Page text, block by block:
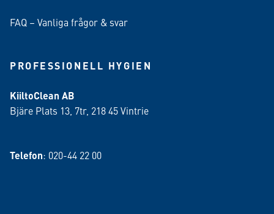
FAQ – Vanliga frågor & svar
PROFESSIONELL HYGIEN
KiiltoClean AB
Bjäre Plats 13, 7tr, 218 45 Vintrie
Telefon: 020-44 22 00